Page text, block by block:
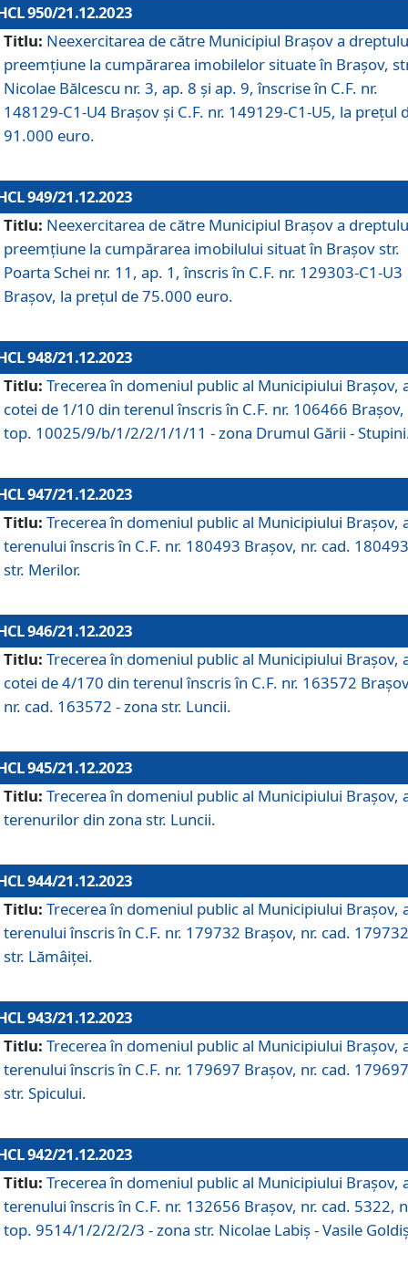
950/21.12.2023
Titlu: Neexercitarea de către Municipiul Brașov a
preemțiune la cumpărarea imobilelor situate în Brașov,
Nicolae Bălcescu nr. 3, ap. 8 și ap. 9, înscrise în C.F. nr.
148129-C1-U4 Brașov și C.F. nr. 149129-C1-U5, la prețul
91.000 euro.
949/21.12.2023
Titlu: Neexercitarea de către Municipiul Brașov a
preemțiune la cumpărarea imobilului situat în Brașov str.
Poarta Schei nr. 11, ap. 1, înscris în C.F. nr. 129303-C1-U3
Brașov, la prețul de 75.000 euro.
948/21.12.2023
Titlu: Trecerea în domeniul public al Municipiului Braşov,
cotei de 1/10 din terenul înscris în C.F. nr. 106466 Brașov,
top. 10025/9/b/1/2/2/1/1/11 - zona Drumul Gării -
947/21.12.2023
Titlu: Trecerea în domeniul public al Municipiului Braşov,
terenului înscris în C.F. nr. 180493 Brașov, nr. cad.
str. Merilor.
946/21.12.2023
Titlu: Trecerea în domeniul public al Municipiului Braşov,
cotei de 4/170 din terenul înscris în C.F. nr. 163572
nr. cad. 163572 - zona str. Luncii.
945/21.12.2023
Titlu: Trecerea în domeniul public al Municipiului Braşov,
terenurilor din zona str. Luncii.
944/21.12.2023
Titlu: Trecerea în domeniul public al Municipiului Braşov,
terenului înscris în C.F. nr. 179732 Brașov, nr. cad.
str. Lămâiței.
943/21.12.2023
Titlu: Trecerea în domeniul public al Municipiului Braşov,
terenului înscris în C.F. nr. 179697 Brașov, nr. cad.
str. Spicului.
942/21.12.2023
Titlu: Trecerea în domeniul public al Municipiului Braşov,
terenului înscris în C.F. nr. 132656 Brașov, nr. cad. 5322,
top. 9514/1/2/2/2/3 - zona str. Nicolae Labiș - Vasile